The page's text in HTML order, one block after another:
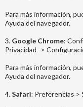
Para más información,
Ayuda del navegador.
3. Google Chrome:
Privacidad ->
Para más información,
Ayuda del navegador.
4.Safari: Preferencias >